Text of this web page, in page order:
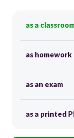
as a
as homework
as an exam
as a printed